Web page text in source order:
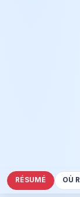
RÉSUMÉ OÙ